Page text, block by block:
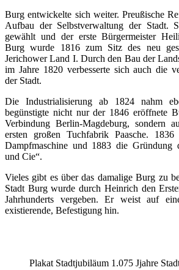
Burg entwickelte sich weiter. Preußische
Aufbau der Selbstverwaltung der Stadt.
gewählt und der erste Bürgermeister
Burg wurde 1816 zum Sitz des neu
Jerichower Land I. Durch den Bau der
im Jahre 1820 verbesserte sich auch die
der Stadt.
Die Industrialisierung ab 1824 nahm
begünstigte nicht nur der 1846 eröffnete
Verbindung Berlin-Magdeburg, sondern
ersten großen Tuchfabrik Paasche.
Dampfmaschine und 1883 die Gründung
und Cie“.
Vieles gibt es über das damalige Burg zu
Stadt Burg wurde durch Heinrich den
Jahrhunderts vergeben. Er weist auf
existierende, Befestigung hin.
Plakat Stadtjubiläum 1.075 Jjahre